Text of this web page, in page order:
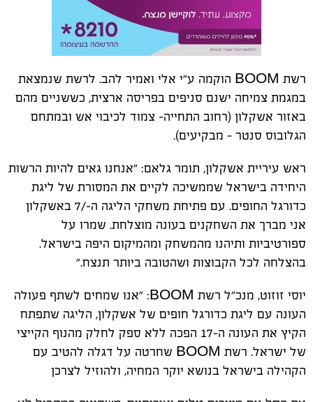
רשת BOOM הוקמה ע"י אלי ואמיר להב. לרשת שנמצאת
במגמת צמיחה ישנם סניפים בפריסה ארצית, כששניים מהם
באזור אשקלון (רחוב התחייה- צמוד לכיבוי אש ובמתחם
הגלובוס סנטר – מבקיעים).
ראש עיריית אשקלון, תומר גלאם: "אנחנו גאים להיות הרשות
היחידה בישראל שממשיכה לקיים את המסורת של ליגת
כדורגל החופים. עם פתיחת משחקי הליגה ה-/7 באשקלון
אני מברך את השחקנים בעונה מוצלחת. שמרו על
ספורטיביות ותיהנו מהמשחק ומהמיקום היפה בישראל.
בהצלחה לכל הקבוצות ושהטובה ביותר תנצח."
יוסי זוזוט, מנכ"ל רשת BOOM: "אנו שמחים לשתף פעולה
העונה עם ליגת כדורגל חופים של אשקלון, הליגה שתפתח
הקיץ את העונה ה-17 הפכה ללא ספק לחלק מהנוף הקייצי
של ישראל. רשת BOOM שחרטה על דגלה להטיב עם
הקהילה בישראל בנושא יוקר המחיה, ולהוזיל לצרכן